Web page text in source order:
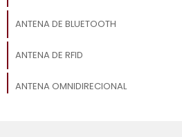
ANTENA DE BLUETOOTH
ANTENA DE RFID
ANTENA OMNIDIRECIONAL